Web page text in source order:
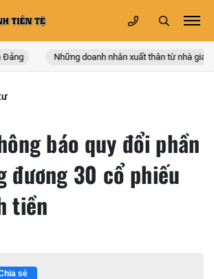
Những doanh nhân xuất thân từ nhà giáo
báo quy đổi phần
đương 30 cổ phiếu
tiền
sẻ